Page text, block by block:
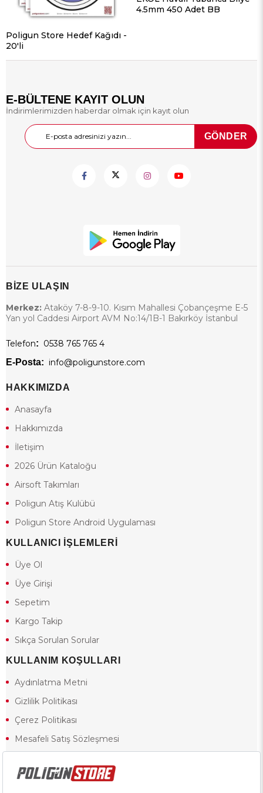
Poligun Store Hedef Kağıdı -
20'li
4.5mm 450 Adet BB
E-BÜLTENE KAYIT OLUN
İndirimlerimizden haberdar olmak için kayıt olun
GÖNDER
BİZE ULAŞIN
Merkez: Ataköy 7-8-9-10. Kısım Mahallesi Çobançeşme E-5
Yan yol Caddesi Airport AVM No:14/1B-1 Bakırköy İstanbul
Telefon: 0538 765 765 4
E-Posta: info@poligunstore.com
HAKKIMIZDA
Anasayfa
Hakkımızda
İletişim
2026 Ürün Kataloğu
Airsoft Takımları
Poligun Atış Kulübü
Poligun Store Android Uygulaması
KULLANICI İŞLEMLERİ
Üye Ol
Üye Girişi
Sepetim
Kargo Takip
Sıkça Sorulan Sorular
KULLANIM KOŞULLARI
Aydınlatma Metni
Gizlilik Politikası
Çerez Politikası
Mesafeli Satış Sözleşmesi
Kullanım Koşulları